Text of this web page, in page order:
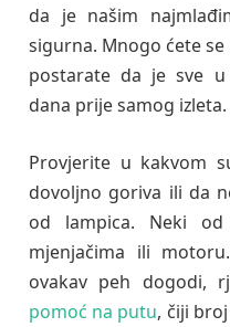
da je našim
sigurna. Mnogo ćete
postarate da je sve
dana prije samog izleta.
Provjerite u kakvom
dovoljno goriva ili da
od lampica. Neki
mjenjačima ili
ovakav peh dogodi,
pomoć na putu, čiji